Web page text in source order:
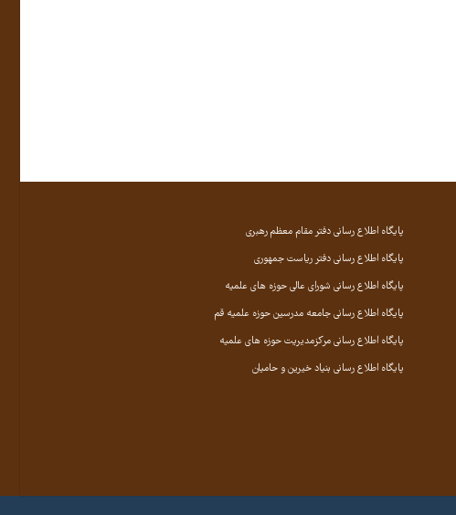
پایگاه اطلاع رسانی دفتر مقام معظم رهبری
پایگاه اطلاع رسانی دفتر ریاست جمهوری
پایگاه اطلاع رسانی شورای عالی حوزه های علمیه
پایگاه اطلاع رسانی جامعه مدرسین حوزه علمیه قم
پایگاه اطلاع رسانی مرکزمدیریت حوزه های علمیه
پایگاه اطلاع رسانی بنیاد خیرین و حامیان